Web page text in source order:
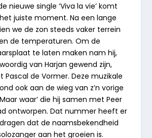
nieuwe single ‘Viva la vie’ komt
juiste moment. Na een lange
we de zon steeds vaker terrein
de temperaturen. Om de
te laten maken nam hij,
van Harjan gewend zijn,
de Vormer. Deze muzikale
ook aan de wieg van z’n vorige
waar’ die hij samen met Peer
ontworpen. Dat nummer heeft er
dat de naamsbekendheid
aan het groeien is.